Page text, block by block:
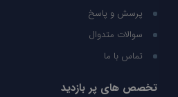
پرسش و پاسخ
سوالات متدوال
تماس با ما
تخصص های پر بازدید